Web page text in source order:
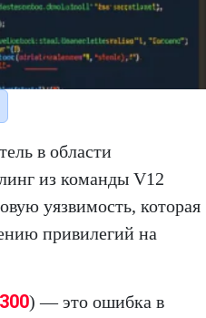
в области
из команды V12
уязвимость, которая
привилегий на
) — это ошибка в